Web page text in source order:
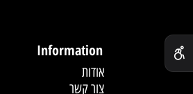
Information
אודות
צור קשר